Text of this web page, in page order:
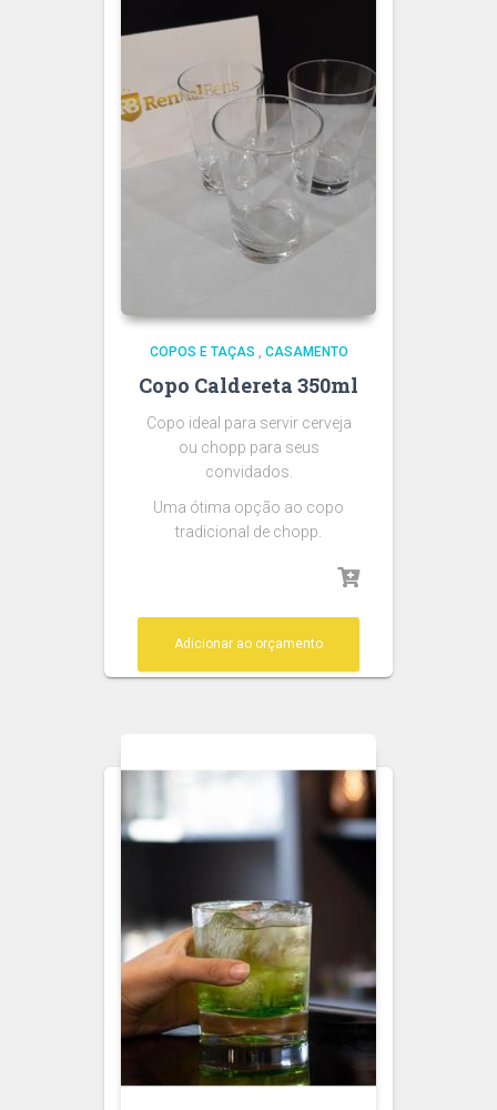
COPOS E TAÇAS , CASAMENTO
Copo Caldereta 350ml
Copo ideal para servir cerveja
ou chopp para seus
convidados.
Uma ótima opção ao copo
tradicional de chopp.
Adicionar ao orçamento